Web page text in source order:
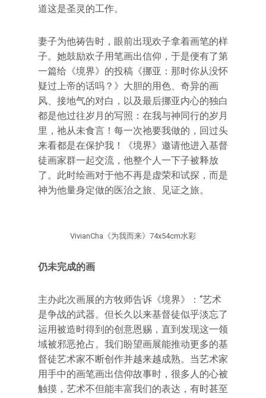
道这是圣灵的工作。
妻子为他祷告时，眼前出现欢子拿着画笔的样
子。她鼓励欢子用笔画出信仰，于是便有了第
一篇给《境界》的投稿《挪亚：那时你从没怀
疑过上帝的话吗？》大胆的用色、奇异的画
风、接地气的对白，以及最后挪亚内心的独白
都是他过往岁月的写照：在我与神同行的岁月
里，祂从未食言！每一次祂要我做的，回过头
来看都是在保护我！《境界》邀请他进入基督
徒画家群一起交流，他整个人一下子被释放
了。此时绘画对于他不再是虚荣和试探，而是
神为他量身定做的医治之旅、见证之旅。
VivianCha《为我而来》74x54cm水彩
仍未完成的画
主办此次画展的方牧师告诉《境界》：“艺术
是争战的武器。但长久以来基督徒似乎淡忘了
运用被造时得到的创意恩赐，直到发现这一领
域被邪恶抢占。我们盼望画展能推动更多的基
督徒艺术家不断创作并越来越成熟。当艺术家
用手中的画笔画出信仰故事时，很多人的心被
触摸，艺术不但能丰富我们的表达，有时甚至